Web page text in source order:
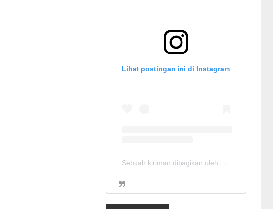
Lihat postingan ini di Instagram
Sebuah kiriman dibagikan oleh Ayo Belajar JLPT N3 (@ayobelajar_jlptn3)